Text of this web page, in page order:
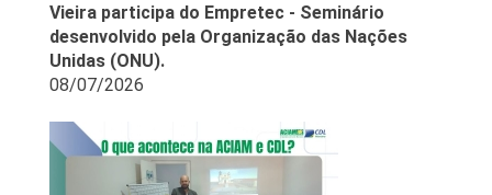
Vieira participa do Empretec - Seminário
desenvolvido pela Organização das Nações
Unidas (ONU).
08/07/2026